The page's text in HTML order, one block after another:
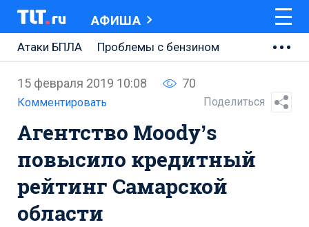
АФИША
Атаки БПЛА
Проблемы с бензином
АВТОВАЗ
Ремонт Центральной площади
Ремонт Обводного шоссе
Набережная Тольятти
Неделя Тольятти
15 февраля 2019 10:08 70
Комментировать Поделиться
Агентство Moody’s
повысило кредитный
рейтинг Самарской
области